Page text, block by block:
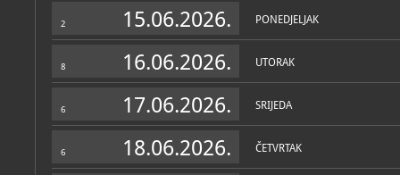
2 15.06.2026. PONEDJELJAK
8 16.06.2026. UTORAK
6 17.06.2026. SRIJEDA
6 18.06.2026. ČETVRTAK